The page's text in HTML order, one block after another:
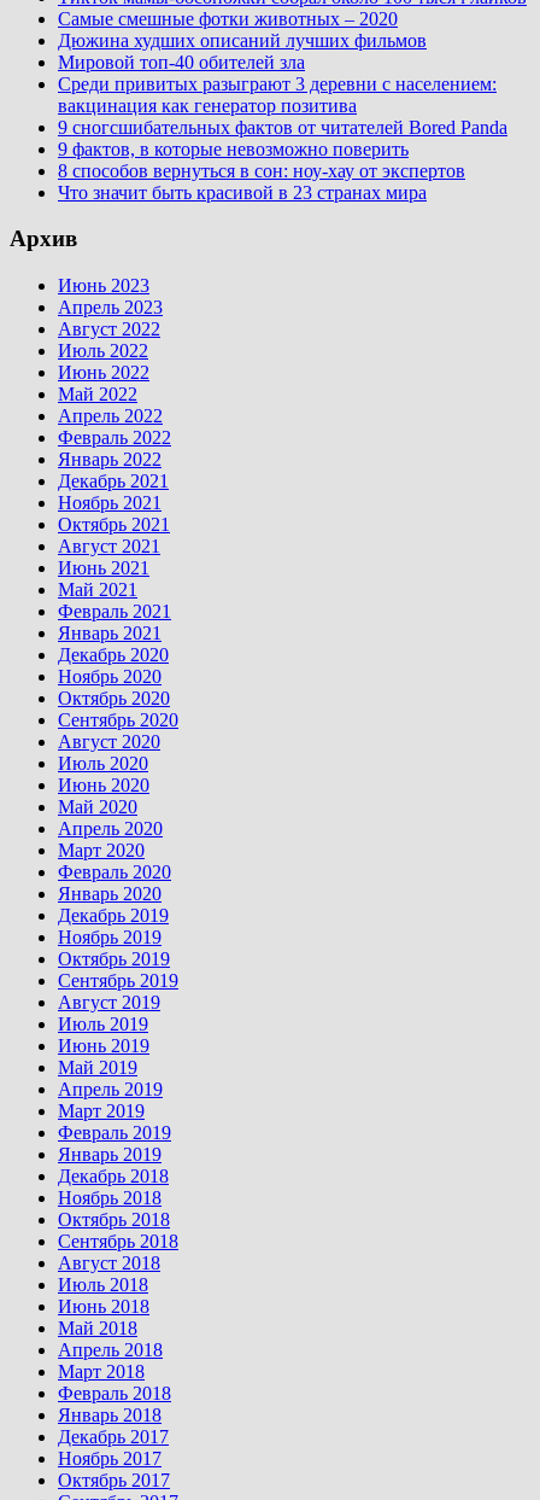
Самые смешные фотки животных – 2020
Дюжина худших описаний лучших фильмов
Мировой топ-40 обителей зла
Среди привитых разыграют 3 деревни с населением:
вакцинация как генератор позитива
9 сногсшибательных фактов от читателей Bored Panda
9 фактов, в которые невозможно поверить
8 способов вернуться в сон: ноу-хау от экспертов
Что значит быть красивой в 23 странах мира
Архив
Июнь 2023
Апрель 2023
Август 2022
Июль 2022
Июнь 2022
Май 2022
Апрель 2022
Февраль 2022
Январь 2022
Декабрь 2021
Ноябрь 2021
Октябрь 2021
Август 2021
Июнь 2021
Май 2021
Февраль 2021
Январь 2021
Декабрь 2020
Ноябрь 2020
Октябрь 2020
Сентябрь 2020
Август 2020
Июль 2020
Июнь 2020
Май 2020
Апрель 2020
Март 2020
Февраль 2020
Январь 2020
Декабрь 2019
Ноябрь 2019
Октябрь 2019
Сентябрь 2019
Август 2019
Июль 2019
Июнь 2019
Май 2019
Апрель 2019
Март 2019
Февраль 2019
Январь 2019
Декабрь 2018
Ноябрь 2018
Октябрь 2018
Сентябрь 2018
Август 2018
Июль 2018
Июнь 2018
Май 2018
Апрель 2018
Март 2018
Февраль 2018
Январь 2018
Декабрь 2017
Ноябрь 2017
Октябрь 2017